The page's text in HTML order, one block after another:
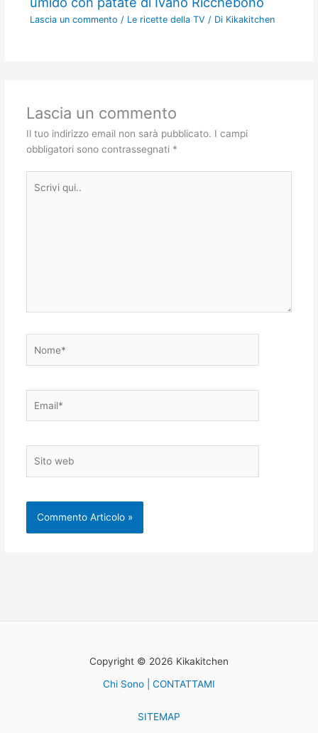
Lascia un commento / Le ricette della TV / Di Kikakitchen
Lascia un commento
Il tuo indirizzo email non sarà pubblicato. I campi
obbligatori sono contrassegnati *
qui..
web
Copyright © 2026 Kikakitchen
Chi Sono | CONTATTAMI
SITEMAP